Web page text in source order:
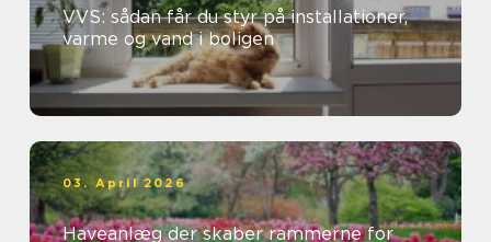
VVS: sådan får du styr på installationer,
varme og vand i boligen
03. April 2026
Haveanlæg der skaber rammerne for